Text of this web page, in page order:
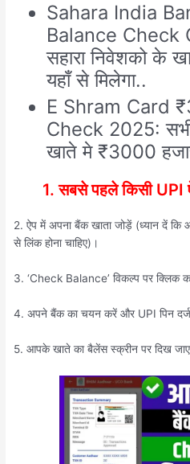
Sahara India
Balance Check
सहारा निवेशको के
यहाँ से मिलेगा..
E Shram Card
Check 2025: सभी
खाते मे ₹3000
1. सबसे पहले किसी UPI
2. ऐप में अपना बैंक खाता जोड़ें (ध्यान दें कि
से लिंक होना चाहिए)।
3. ‘Check Balance’ विकल्प पर क्लिक
4. अपने बैंक का चयन करें और UPI पिन
5. आपके खाते का बैलेंस स्क्रीन पर दिख